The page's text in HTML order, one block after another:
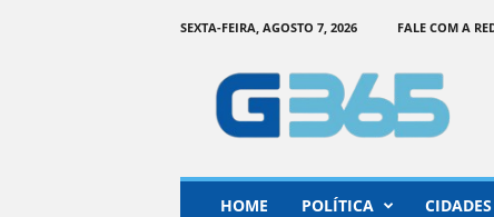
SEXTA-FEIRA, AGOSTO 7, 2026 FALE COM A
HOME POLÍTICA CIDADES